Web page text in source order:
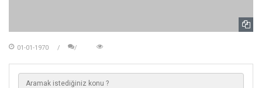
01-01-1970